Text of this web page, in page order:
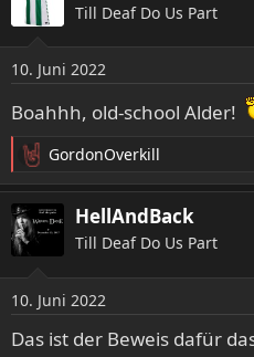
i
o
n
e
n
Till Deaf Do Us Part
10. Juni 2022
Boahhh, old-school Alder!
R
e
a
k
t
n
e
n
GordonOverkill
HellAndBack
Till Deaf Do Us Part
10. Juni 2022
Das ist der Beweis dafür